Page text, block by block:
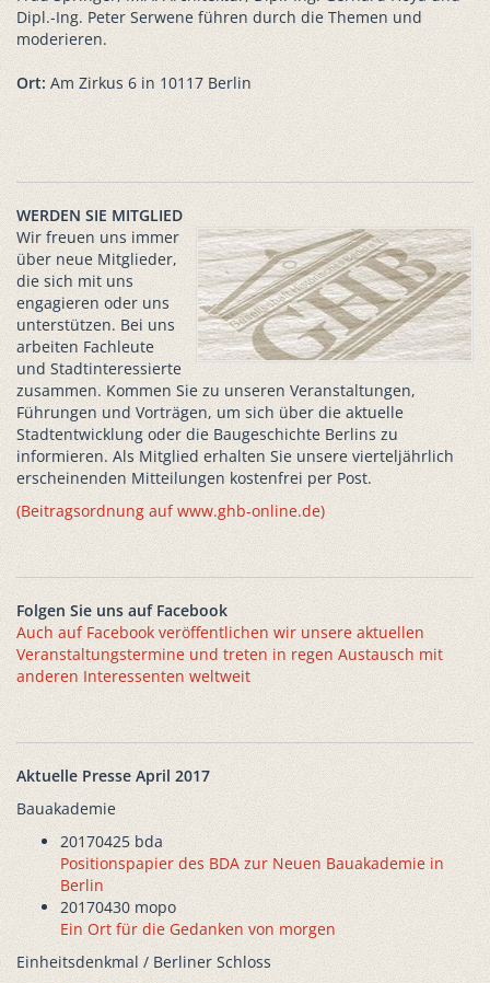
Dipl.-Ing. Peter Serwene führen durch die Themen und
moderieren.
Ort: Am Zirkus 6 in 10117 Berlin
WERDEN SIE MITGLIED
Wir freuen uns immer
über neue Mitglieder,
die sich mit uns
engagieren oder uns
unterstützen. Bei uns
arbeiten Fachleute
und Stadtinteressierte
zusammen. Kommen Sie zu unseren Veranstaltungen,
Führungen und Vorträgen, um sich über die aktuelle
Stadtentwicklung oder die Baugeschichte Berlins zu
informieren. Als Mitglied erhalten Sie unsere vierteljährlich
erscheinenden Mitteilungen kostenfrei per Post.
(Beitragsordnung auf www.ghb-online.de)
Folgen Sie uns auf Facebook
Auch auf Facebook veröffentlichen wir unsere aktuellen
Veranstaltungstermine und treten in regen Austausch mit
anderen Interessenten weltweit
Aktuelle Presse April 2017
Bauakademie
20170425 bda
Positionspapier des BDA zur Neuen Bauakademie in
Berlin
20170430 mopo
Ein Ort für die Gedanken von morgen
Einheitsdenkmal / Berliner Schloss